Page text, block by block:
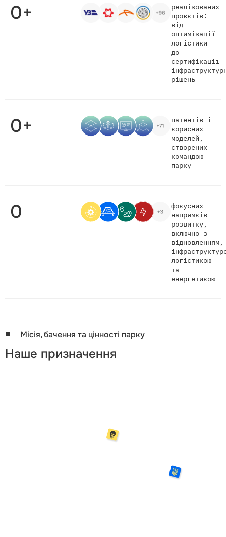
0+
реалізованих
проєктів:
від
оптимізації
логістики
до
сертифікації
рішень
0+
патентів і
корисних
моделей,
створених
командою
парку
0
фокусних
напрямків
розвитку,
включно з
відновленням,
логістикою
та
енергетикою
Місія, бачення та цінності парку
Наше призначення
рішеннями. Ми створюємо умови, у яких наука,